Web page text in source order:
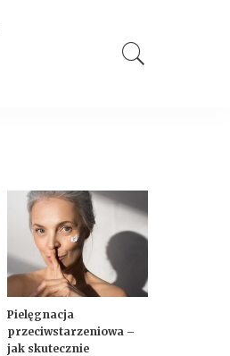
Pielęgnacja
przeciwstarzeniowa –
jak skutecznie